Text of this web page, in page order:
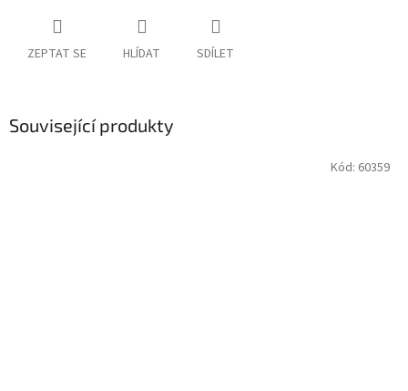
ZEPTAT SE HLÍDAT SDÍLET
Související produkty
Kód: 60359